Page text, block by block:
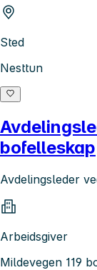
Sted
Nesttun
bofelleskap
Avdelingsleder
Arbeidsgiver
Mildevegen 119